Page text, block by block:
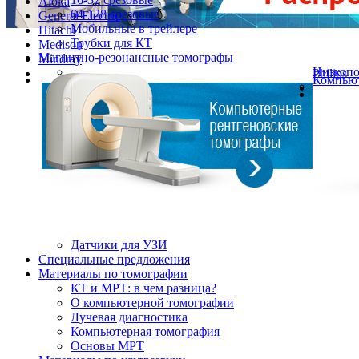
General Electric
Hitachi
Medison
Mindray
Philips
64-128 срезовые
Мобильные в трейлере
Трубки для КТ
Магнитно-резонансные томографы
Датчики для УЗИ
Cпециальные предложения
Материалы по томографии
КТ и МРТ: в чем разница?
О компьютерной томографии
Лучевая диагностика
Компьютерная томография
Основы МРТ